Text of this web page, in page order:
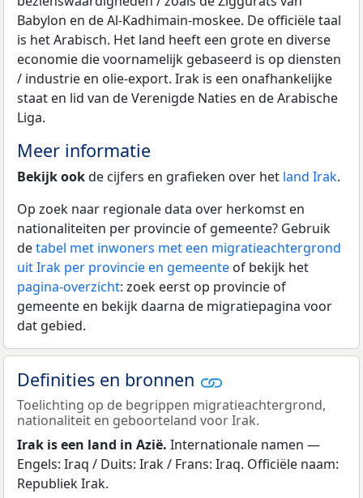
Babylon en de Al-Kadhimain-moskee. De officiële taal
is het Arabisch. Het land heeft een grote en diverse
economie die voornamelijk gebaseerd is op diensten
/ industrie en olie-export. Irak is een onafhankelijke
staat en lid van de Verenigde Naties en de Arabische
Liga.
Meer informatie
Bekijk ookde cijfers en grafieken over het land Irak.
Op zoek naar regionale data over herkomst en
nationaliteiten per provincie of gemeente? Gebruik
detabel met inwoners met een migratieachtergrond
uit Irak per provincie en gemeente of bekijk het
pagina-overzicht: zoek eerst op provincie of
gemeente en bekijk daarna de migratiepagina voor
dat gebied.
Definities en bronnen
Toelichting op de begrippen migratieachtergrond,
nationaliteit en geboorteland voor Irak.
Irak is een land in Azië. Internationale namen —
Engels: Iraq / Duits: Irak / Frans: Iraq. Officiële naam:
Republiek Irak.